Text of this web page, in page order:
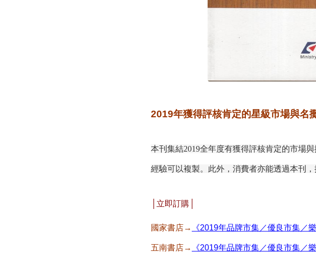
2019年獲得評核肯定的星級市場與名
本刊集結2019全年度有獲得評核肯定的市場
經驗可以複製。此外，消費者亦能透過本刊
│立即訂購│
國家書店→ 《2019年品牌市集／優良市集／
五南書店→ 《2019年品牌市集／優良市集／